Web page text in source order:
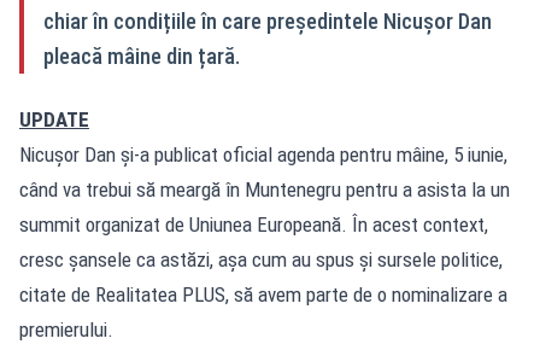
chiar în condițiile în care președintele Nicușor Dan
pleacă mâine din țară.
UPDATE
Nicușor Dan și-a publicat oficial agenda pentru mâine, 5 iunie,
când va trebui să meargă în Muntenegru pentru a asista la un
summit organizat de Uniunea Europeană. În acest context,
cresc șansele ca astăzi, așa cum au spus și sursele politice,
citate de Realitatea PLUS, să avem parte de o nominalizare a
premierului.